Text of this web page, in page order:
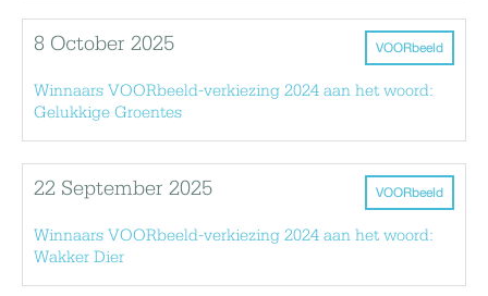
VOORbeeld
8 October 2025
Winnaars VOORbeeld-verkiezing 2024 aan het woord:
Gelukkige Groentes
VOORbeeld
22 September 2025
Winnaars VOORbeeld-verkiezing 2024 aan het woord:
Wakker Dier